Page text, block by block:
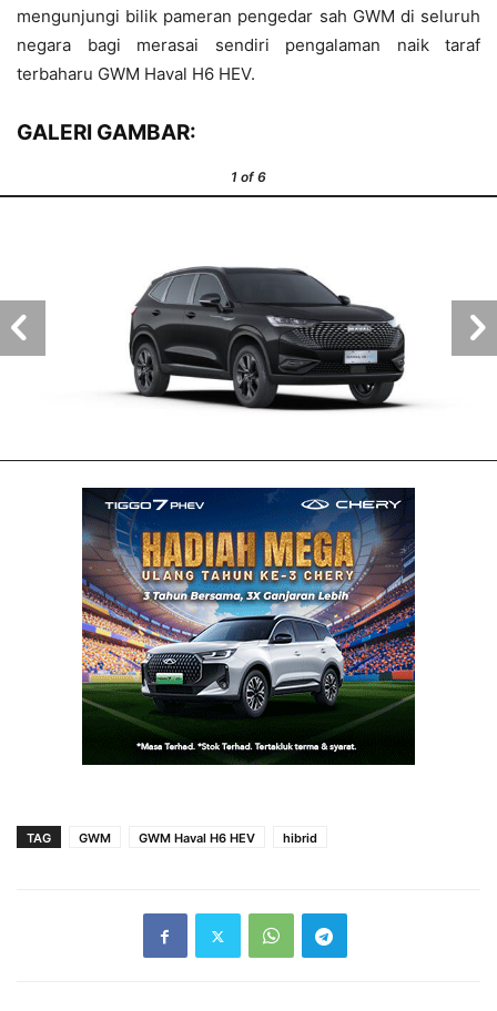
mengunjungi bilik pameran pengedar sah GWM di seluruh
negara bagi merasai sendiri pengalaman naik taraf
terbaharu GWM Haval H6 HEV.
GALERI GAMBAR:
1 of 6
TAG GWM GWM Haval H6 HEV hibrid